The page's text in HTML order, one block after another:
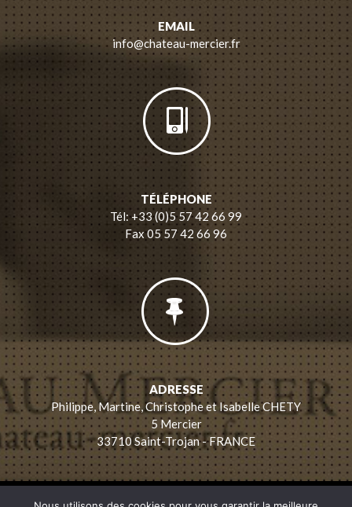
EMAIL
info@chateau-mercier.fr
TÉLÉPHONE
Tél: +33 (0)5 57 42 66 99
Fax 05 57 42 66 96
ADRESSE
Philippe, Martine, Christophe et Isabelle CHETY
5 Mercier
33710 Saint-Trojan - FRANCE
FAMILLE CHETY NATURE & TERROIR GÎTE , CHAMBRES